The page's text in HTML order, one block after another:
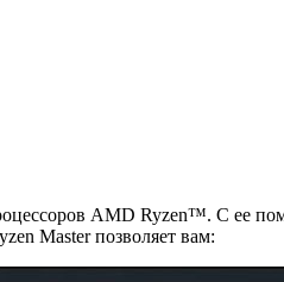
AMD Ryzen™. С ее
Master позволяет вам: